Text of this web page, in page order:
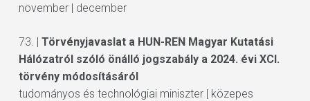
november | december
73. | Törvényjavaslat a HUN-REN Magyar Kutatási
Hálózatról szóló önálló jogszabály a 2024. évi XCI.
törvény módosításáról
tudományos és technológiai miniszter | közepes